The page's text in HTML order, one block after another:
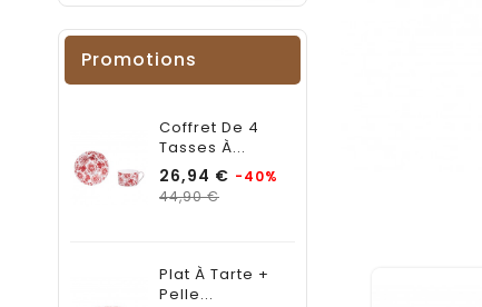
Promotions
Coffret De 4
Tasses À...
26,94 € Prix
-40%
44,90 €Prix
Plat À Tarte +
Pelle...